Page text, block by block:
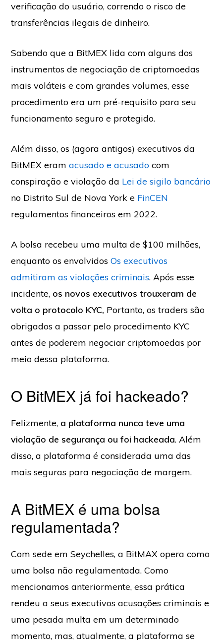
verificação do usuário, correndo o risco de
transferências ilegais de dinheiro.
Sabendo que a BitMEX lida com alguns dos
instrumentos de negociação de criptomoedas
mais voláteis e com grandes volumes, esse
procedimento era um pré-requisito para seu
funcionamento seguro e protegido.
Além disso, os (agora antigos) executivos da
BitMEX eramacusado e acusado com
conspiração e violação da Lei de sigilo bancário
no Distrito Sul de Nova York e FinCEN
regulamentos financeiros em 2022.
A bolsa recebeu uma multa de $100 milhões,
enquanto os envolvidosOs executivos
admitiram as violações criminais. Após esse
incidente, os novos executivos trouxeram de
volta o protocolo KYC, Portanto, os traders são
obrigados a passar pelo procedimento KYC
antes de poderem negociar criptomoedas por
meio dessa plataforma.
O BitMEX já foi hackeado?
Felizmente, a plataforma nunca teve uma
violação de segurança ou foi hackeada. Além
disso, a plataforma é considerada uma das
mais seguras para negociação de margem.
A BitMEX é uma bolsa
regulamentada?
Com sede em Seychelles, a BitMAX opera como
uma bolsa não regulamentada. Como
mencionamos anteriormente, essa prática
rendeu a seus executivos acusações criminais e
uma pesada multa em um determinado
momento, mas, atualmente, a plataforma se